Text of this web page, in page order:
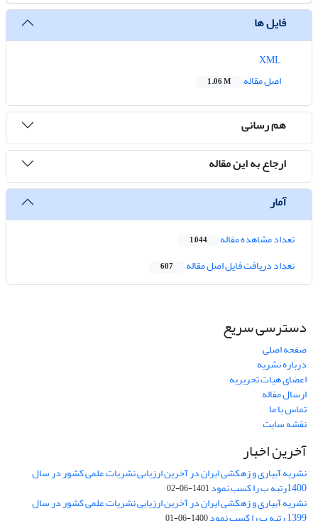
فایل ها
اصل مقاله
1.06 M
هم رسانی
ارجاع به این مقاله
آمار
تعداد مشاهده مقاله 1,044
تعداد دریافت فایل اصل مقاله 607
دسترسی سریع
صفحه اصلی
درباره نشریه
اعضای هیات تحریریه
ارسال مقاله
تماس با ما
نقشه سایت
آخرین اخبار
نشریه آبیاری و زهکشی ایران در آخرین ارزیابی نشریات علمی کشور در سال
1400رتبه ب را کسب نمود 1401-06-02
نشریه آبیاری و زهکشی ایران در آخرین ارزیابی نشریات علمی کشور در سال